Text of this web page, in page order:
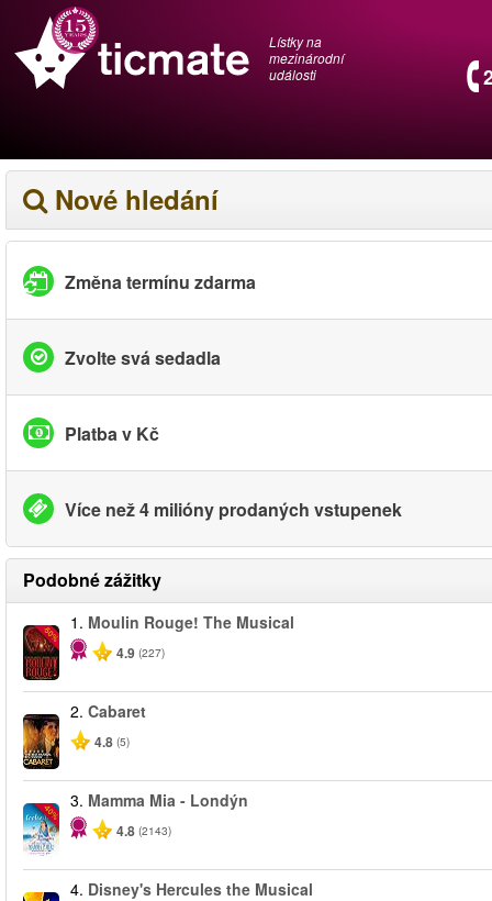
Lístky na
mezinárodní
události
Nové hledání
Změna termínu zdarma
Zvolte svá sedadla
Platba v Kč
Více než 4 milióny prodaných vstupenek
Podobné zážitky
-50%
1. Moulin Rouge! The Musical
4.9 (227)
2. Cabaret
4.8 (5)
-40%
3. Mamma Mia - Londýn
4.8 (2143)
4. Disney's Hercules the Musical